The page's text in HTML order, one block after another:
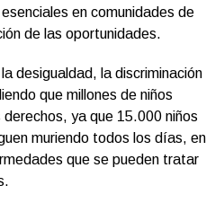
en comunidades de
de las oportunidades.
desigualdad, la discriminación
que millones de niños
ya que 15.000 niños
muriendo todos los días, en
que se pueden tratar